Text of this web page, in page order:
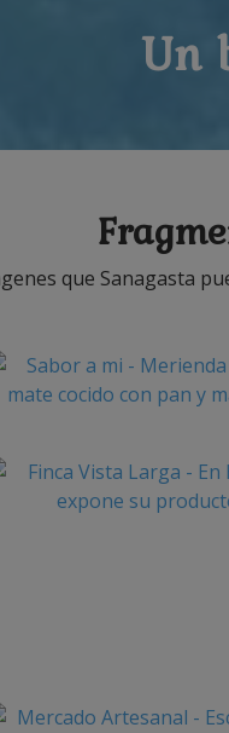
Un
que Sanagasta